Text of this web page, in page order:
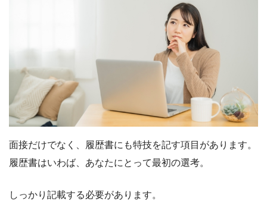
面接だけでなく、履歴書にも特技を記す項目があります。
履歴書はいわば、あなたにとって最初の選考。
しっかり記載する必要があります。